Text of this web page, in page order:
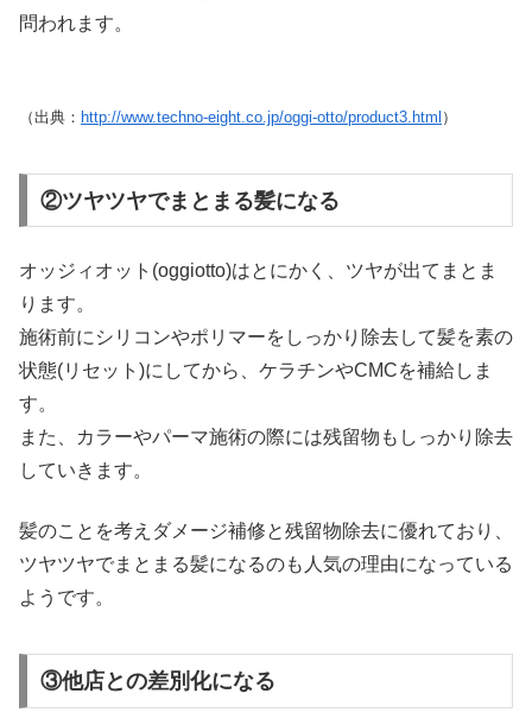
問われます。
（出典： http://www.techno-eight.co.jp/oggi-otto/product3.html ）
②ツヤツヤでまとまる髪になる
オッジィオット(oggiotto)はとにかく、ツヤが出てまとま
ります。
施術前にシリコンやポリマーをしっかり除去して髪を素の
状態(リセット)にしてから、ケラチンやCMCを補給しま
す。
また、カラーやパーマ施術の際には残留物もしっかり除去
していきます。
髪のことを考えダメージ補修と残留物除去に優れており、
ツヤツヤでまとまる髪になるのも人気の理由になっている
ようです。
③他店との差別化になる